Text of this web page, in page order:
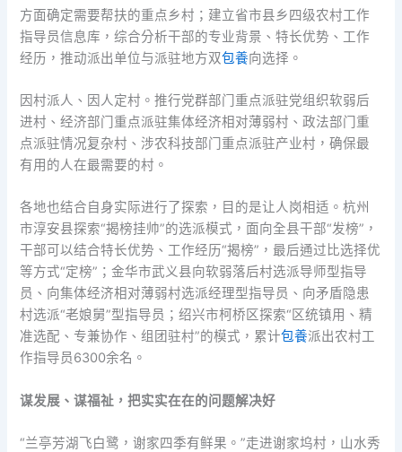
方面确定需要帮扶的重点乡村；建立省市县乡四级农村工作
指导员信息库，综合分析干部的专业背景、特长优势、工作
经历，推动派出单位与派驻地方双包養向选择。
因村派人、因人定村。推行党群部门重点派驻党组织软弱后
进村、经济部门重点派驻集体经济相对薄弱村、政法部门重
点派驻情况复杂村、涉农科技部门重点派驻产业村，确保最
有用的人在最需要的村。
各地也结合自身实际进行了探索，目的是让人岗相适。杭州
市淳安县探索“揭榜挂帅”的选派模式，面向全县干部“发榜”，
干部可以结合特长优势、工作经历“揭榜”，最后通过比选择优
等方式“定榜”；金华市武义县向软弱落后村选派导师型指导
员、向集体经济相对薄弱村选派经理型指导员、向矛盾隐患
村选派“老娘舅”型指导员；绍兴市柯桥区探索“区统镇用、精
准选配、专兼协作、组团驻村”的模式，累计包養派出农村工
作指导员6300余名。
谋发展、谋福祉，把实实在在的问题解决好
“兰亭芳湖飞白鹭，谢家四季有鲜果。”走进谢家坞村，山水秀